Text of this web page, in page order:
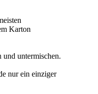
Karton
untermischen.
nur ein einziger